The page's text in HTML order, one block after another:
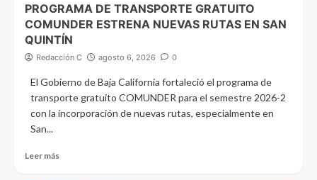
PROGRAMA DE TRANSPORTE GRATUITO
COMUNDER ESTRENA NUEVAS RUTAS EN SAN
QUINTÍN
Redacción C agosto 6, 2026 0
El Gobierno de Baja California fortaleció el programa de
transporte gratuito COMUNDER para el semestre 2026-2
con la incorporación de nuevas rutas, especialmente en
San...
Leer más